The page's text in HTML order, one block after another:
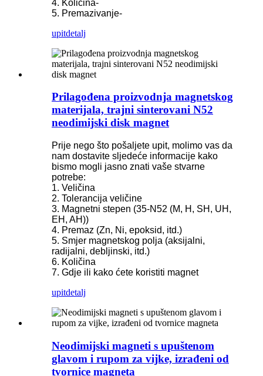
4. Količina-
5. Premazivanje-
upitdetalj
Prilagođena proizvodnja magnetskog
materijala, trajni sinterovani N52
neodimijski disk magnet
Prije nego što pošaljete upit, molimo vas da
nam dostavite sljedeće informacije kako
bismo mogli jasno znati vaše stvarne
potrebe:
1. Veličina
2. Tolerancija veličine
3. Magnetni stepen (35-N52 (M, H, SH, UH,
EH, AH))
4. Premaz (Zn, Ni, epoksid, itd.)
5. Smjer magnetskog polja (aksijalni,
radijalni, debljinski, itd.)
6. Količina
7. Gdje ili kako ćete koristiti magnet
upitdetalj
Neodimijski magneti s upuštenom
glavom i rupom za vijke, izrađeni od
tvornice magneta